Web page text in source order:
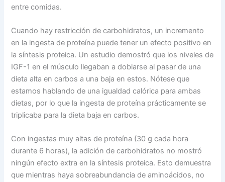
entre comidas.
Cuando hay restricción de carbohidratos, un incremento
en la ingesta de proteína puede tener un efecto positivo en
la síntesis proteica. Un estudio demostró que los niveles de
IGF-1 en el músculo llegaban a doblarse al pasar de una
dieta alta en carbos a una baja en estos. Nótese que
estamos hablando de una igualdad calórica para ambas
dietas, por lo que la ingesta de proteína prácticamente se
triplicaba para la dieta baja en carbos.
Con ingestas muy altas de proteína (30 g cada hora
durante 6 horas), la adición de carbohidratos no mostró
ningún efecto extra en la síntesis proteica. Esto demuestra
que mientras haya sobreabundancia de aminoácidos, no